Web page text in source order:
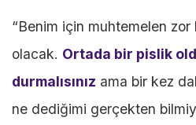
“Benim için muhtemelen zor
olacak. Ortada bir pislik
durmalısınız ama bir kez
ne dediğimi gerçekten